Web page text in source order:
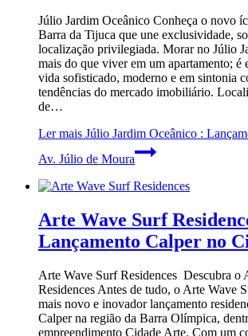
Júlio Jardim Oceânico Conheça o novo
Barra da Tijuca que une exclusividade,
localização privilegiada. Morar no Júlio
mais do que viver em um apartamento; é
vida sofisticado, moderno e em sintonia
tendências do mercado imobiliário.
de…
Ler mais Júlio Jardim Oceânico :
Av. Júlio de Moura
Arte Wave Surf
Lançamento Calper no
Arte Wave Surf Residences Descubra o
Residences Antes de tudo, o Arte Wave
mais novo e inovador lançamento
Calper na região da Barra Olímpica,
empreendimento Cidade Arte. Com um